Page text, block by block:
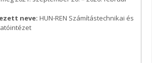
neve: HUN-REN Számítástechnikai és